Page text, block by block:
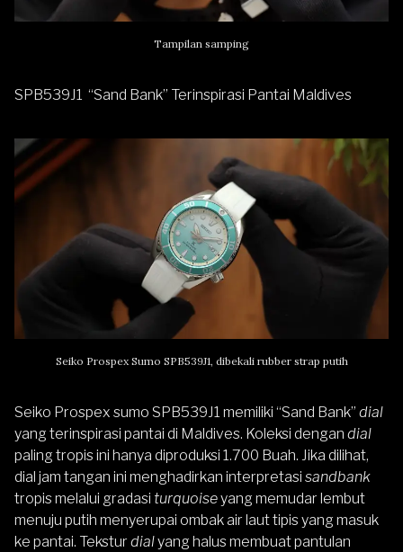
Tampilan samping
SPB539J1 “Sand Bank” Terinspirasi Pantai Maldives
Seiko Prospex Sumo SPB539J1, dibekali rubber strap putih
Seiko Prospex sumo SPB539J1 memiliki “Sand Bank” dial
yang terinspirasi pantai di Maldives. Koleksi dengan dial
paling tropis ini hanya diproduksi 1.700 Buah. Jika dilihat,
dial jam tangan ini menghadirkan interpretasi sandbank
tropis melalui gradasi turquoiseyang memudar lembut
menuju putih menyerupai ombak air laut tipis yang masuk
ke pantai. Tekstur dialyang halus membuat pantulan